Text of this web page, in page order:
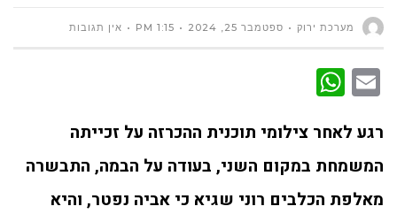
מערכת ירוק ספטמבר 25, 2024 1:15 PM אין תגובות
Email
רגע לאחר צילומי תוכנית ההכרזה על זכייתה
המשמחת במקום השני, בעודה על הבמה, התבשרה
מאלפת הכלבים רוני שגיא כי אביה נפטר, והיא